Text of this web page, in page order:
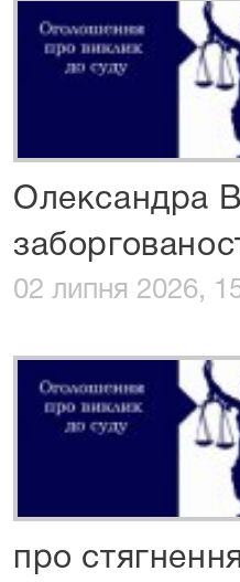
Олександра
02 липня 2026,
про